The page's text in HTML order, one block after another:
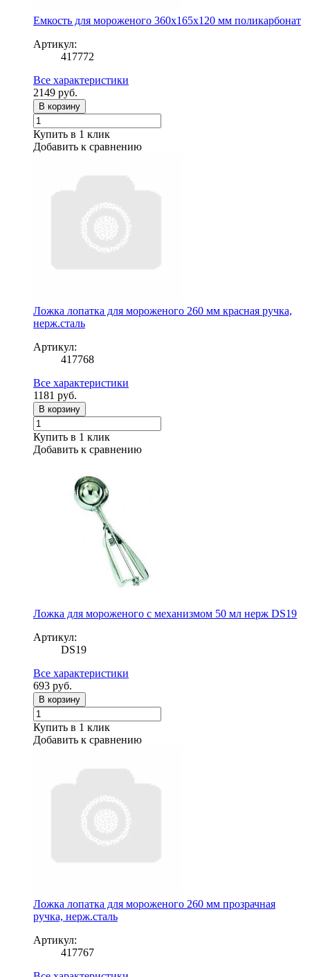
Емкость для мороженого 360x165x120 мм поликарбонат
Артикул:
417772
Все характеристики
2149 руб.
В корзину
Купить в 1 клик
Добавить к сравнению
Ложка лопатка для мороженого 260 мм красная ручка,
нерж.сталь
Артикул:
417768
Все характеристики
1181 руб.
В корзину
Купить в 1 клик
Добавить к сравнению
Ложка для мороженого с механизмом 50 мл нерж DS19
Артикул:
DS19
Все характеристики
693 руб.
В корзину
Купить в 1 клик
Добавить к сравнению
Ложка лопатка для мороженого 260 мм прозрачная
ручка, нерж.сталь
Артикул:
417767